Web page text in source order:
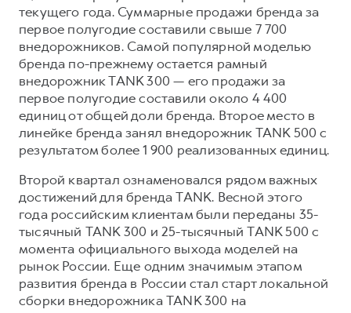
текущего года. Суммарные продажи бренда за
первое полугодие составили свыше 7 700
внедорожников. Самой популярной моделью
бренда по-прежнему остается рамный
внедорожник TANK 300 — его продажи за
первое полугодие составили около 4 400
единиц от общей доли бренда. Второе место в
линейке бренда занял внедорожник TANK 500 с
результатом более 1 900 реализованных единиц.
Второй квартал ознаменовался рядом важных
достижений для бренда TANK. Весной этого
года российским клиентам были переданы 35-
тысячный TANK 300 и 25-тысячный TANK 500 с
момента официального выхода моделей на
рынок России. Еще одним значимым этапом
развития бренда в России стал старт локальной
сборки внедорожника TANK 300 на